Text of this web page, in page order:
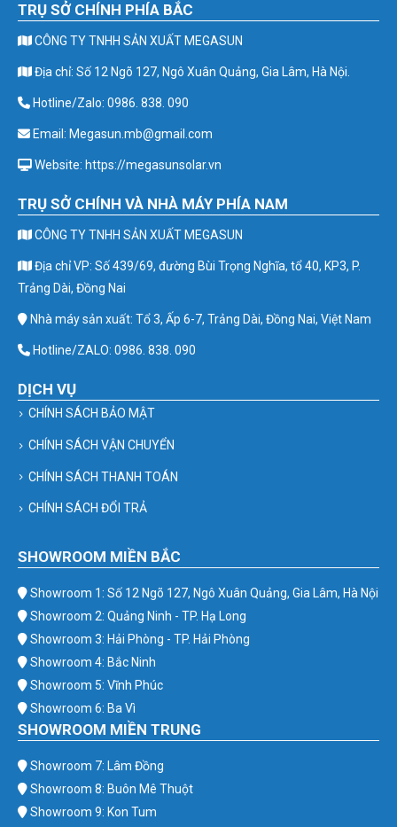
TRỤ SỞ CHÍNH PHÍA BẮC
CÔNG TY TNHH SẢN XUẤT MEGASUN
Địa chỉ: Số 12 Ngõ 127, Ngô Xuân Quảng, Gia Lâm, Hà Nội.
Hotline/Zalo: 0986. 838. 090
Email: Megasun.mb@gmail.com
Website: https://megasunsolar.vn
TRỤ SỞ CHÍNH VÀ NHÀ MÁY PHÍA NAM
CÔNG TY TNHH SẢN XUẤT MEGASUN
Địa chỉ VP: Số 439/69, đường Bùi Trọng Nghĩa, tổ 40, KP3, P.
Trảng Dài, Đồng Nai
Nhà máy sản xuất: Tổ 3, Ấp 6-7, Trảng Dài, Đồng Nai, Việt Nam
Hotline/ZALO: 0986. 838. 090
DỊCH VỤ
CHÍNH SÁCH BẢO MẬT
CHÍNH SÁCH VẬN CHUYỂN
CHÍNH SÁCH THANH TOÁN
CHÍNH SÁCH ĐỔI TRẢ
SHOWROOM MIỀN BẮC
Showroom 1: Số 12 Ngõ 127, Ngô Xuân Quảng, Gia Lâm, Hà Nội
Showroom 2: Quảng Ninh - TP. Hạ Long
Showroom 3: Hải Phòng - TP. Hải Phòng
Showroom 4: Bắc Ninh
Showroom 5: Vĩnh Phúc
Showroom 6: Ba Vì
SHOWROOM MIỀN TRUNG
Showroom 7: Lâm Đồng
Showroom 8: Buôn Mê Thuột
Showroom 9: Kon Tum